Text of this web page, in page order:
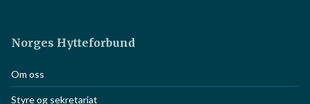
Om oss